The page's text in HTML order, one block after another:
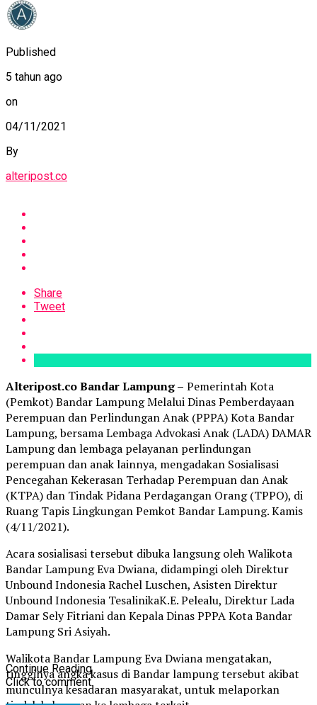
Published
5 tahun ago
on
04/11/2021
By
alteripost.co
Share
Tweet
Alteripost.co Bandar Lampung – Pemerintah Kota
(Pemkot) Bandar Lampung Melalui Dinas Pemberdayaan
Perempuan dan Perlindungan Anak (PPPA) Kota Bandar
Lampung, bersama Lembaga Advokasi Anak (LADA) DAMAR
Lampung dan lembaga pelayanan perlindungan
perempuan dan anak lainnya, mengadakan Sosialisasi
Pencegahan Kekerasan Terhadap Perempuan dan Anak
(KTPA) dan Tindak Pidana Perdagangan Orang (TPPO), di
Ruang Tapis Lingkungan Pemkot Bandar Lampung. Kamis
(4/11/2021).
Acara sosialisasi tersebut dibuka langsung oleh Walikota
Bandar Lampung Eva Dwiana, didampingi oleh Direktur
Unbound Indonesia Rachel Luschen, Asisten Direktur
Unbound Indonesia TesalinikaK.E. Pelealu, Direktur Lada
Damar Sely Fitriani dan Kepala Dinas PPPA Kota Bandar
Lampung Sri Asiyah.
Walikota Bandar Lampung Eva Dwiana mengatakan,
tingginya angka kasus di Bandar lampung tersebut akibat
munculnya kesadaran masyarakat, untuk melaporkan
Continue Reading
Click to comment